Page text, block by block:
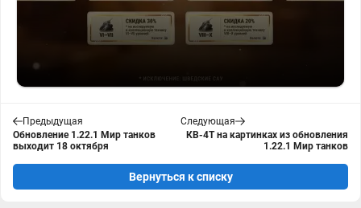
Предыдущая
Обновление 1.22.1 Мир танков
выходит 18 октября
Следующая
КВ-4Т на картинках из обновления
1.22.1 Мир танков
Вернуться к списку